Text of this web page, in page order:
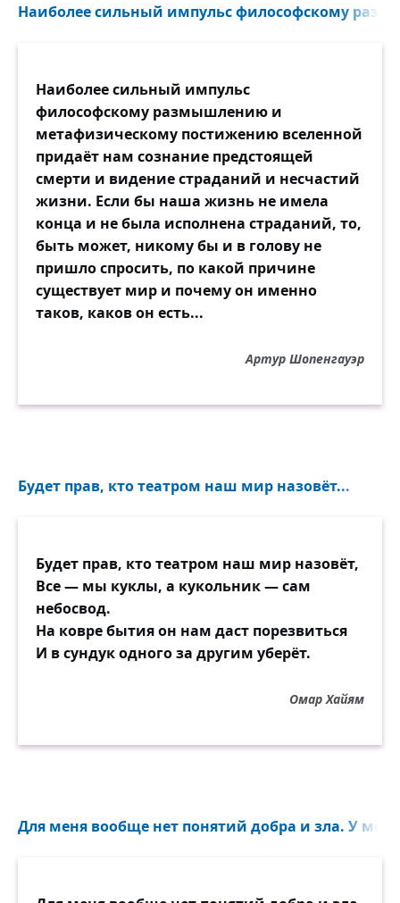
Наиболее сильный импульс философскому
Наиболее сильный импульс
философскому размышлению и
метафизическому постижению вселенной
придаёт нам сознание предстоящей
смерти и видение страданий и несчастий
жизни. Если бы наша жизнь не имела
конца и не была исполнена страданий, то,
быть может, никому бы и в голову не
пришло спросить, по какой причине
существует мир и почему он именно
таков, каков он есть...
Артур Шопенгауэр
Будет прав, кто театром наш мир назовёт...
Будет прав, кто театром наш мир назовёт,
Все — мы куклы, а кукольник — сам
небосвод.
На ковре бытия он нам даст порезвиться
И в сундук одного за другим уберёт.
Омар Хайям
Для меня вообще нет понятий добра и зла. У